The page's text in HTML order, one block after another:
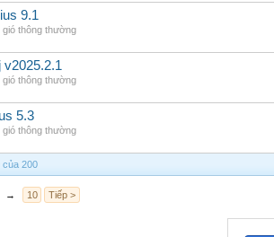
9.1
gió thông thường
gió thông thường
5.3
gió thông thường
của 200
→ 10 Tiếp >